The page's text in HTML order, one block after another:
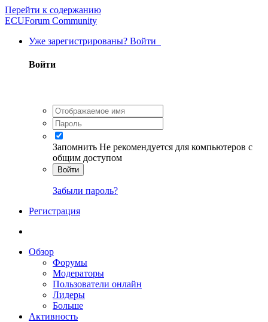
Перейти к содержанию
ECUForum Community
Уже зарегистрированы? Войти
Войти
Запомнить Не рекомендуется для компьютеров с
общим доступом
Войти
Забыли пароль?
Регистрация
Обзор
Форумы
Модераторы
Пользователи онлайн
Лидеры
Больше
Активность